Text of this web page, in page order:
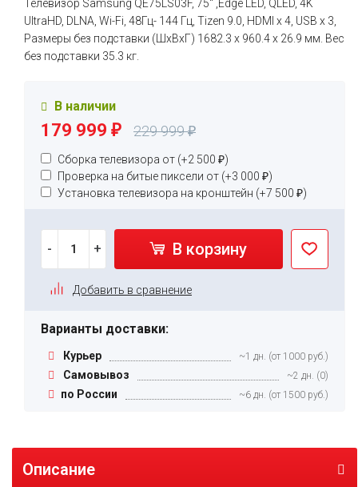
Телевизор Samsung QE75LS03F, 75" ,Edge LED, QLED, 4K
UltraHD, DLNA, Wi-Fi, 48Гц- 144 Гц, Tizen 9.0, HDMI х 4, USB х 3,
Размеры без подставки (ШxВxГ) 1682.3 x 960.4 x 26.9 мм. Вес
без подставки 35.3 кг.
В наличии
179 999 ₽ 229 999₽
Сборка телевизора от (+2 500 ₽)
Проверка на битые пиксели от (+3 000 ₽)
Установка телевизора на кронштейн (+7 500 ₽)
- + В корзину
Добавить в сравнение
Варианты доставки:
Курьер ~1 дн. (от 1000 руб.)
Самовывоз ~2 дн. (0)
по России ~6 дн. (от 1500 руб.)
Описание